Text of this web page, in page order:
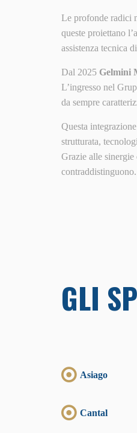
Le profonde radici
queste proiettano
assistenza tecnica
Dal 2025 Gelmini
L’ingresso nel
da sempre
Questa
strutturata,
Grazie alle
contraddistinguono.
GLI
Asiago
Cantal